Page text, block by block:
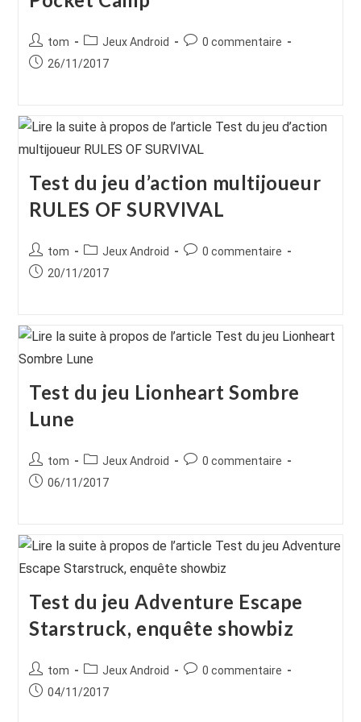
Auteur/autrice
de
tom
Post
category:
Jeux Android
Commentaires
0 commentaire
Publication
26/11/2017
Test du jeu d’action multijoueur
RULES OF SURVIVAL
Auteur/autrice
de
tom
Post
category:
Jeux Android
Commentaires
0 commentaire
Publication
20/11/2017
Test du jeu Lionheart Sombre
Lune
Auteur/autrice
de
tom
Post
category:
Jeux Android
Commentaires
0 commentaire
Publication
06/11/2017
Test du jeu Adventure Escape
Starstruck, enquête showbiz
Auteur/autrice
de
tom
Post
category:
Jeux Android
Commentaires
0 commentaire
Publication
04/11/2017